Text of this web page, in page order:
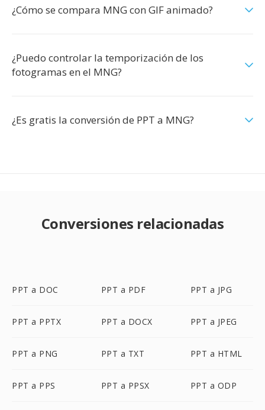
¿Cómo se compara MNG con GIF animado?
¿Puedo controlar la temporización de los
fotogramas en el MNG?
¿Es gratis la conversión de PPT a MNG?
Conversiones relacionadas
PPT a DOC PPT a PDF PPT a JPG
PPT a PPTX PPT a DOCX PPT a JPEG
PPT a PNG PPT a TXT PPT a HTML
PPT a PPS PPT a PPSX PPT a ODP